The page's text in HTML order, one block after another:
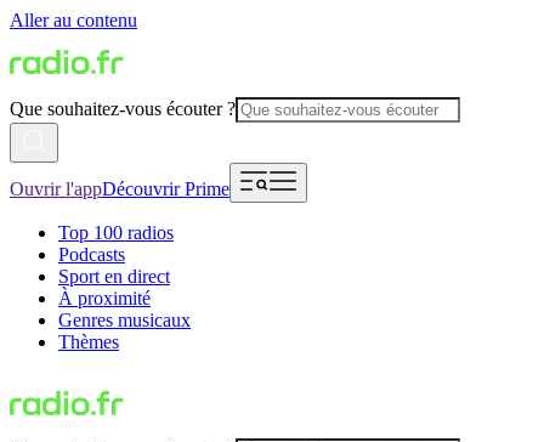
Aller au contenu
Que souhaitez-vous écouter ?
Ouvrir l'appDécouvrir Prime
Top 100 radios
Podcasts
Sport en direct
À proximité
Genres musicaux
Thèmes